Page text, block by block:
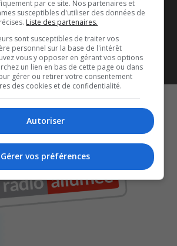
Countryest diffusé
sur1033 HD2
nous aussi sur…
par ce site. Nos partenaires et
susceptibles d'utiliser des données de
Liste des partenaires.
sont susceptibles de traiter vos
personnel sur la base de l'intérêt
vous y opposer en gérant vos options
un lien en bas de cette page ou dans
gérer ou retirer votre consentement
des cookies et de confidentialité.
Autoriser
Gérer vos préférences